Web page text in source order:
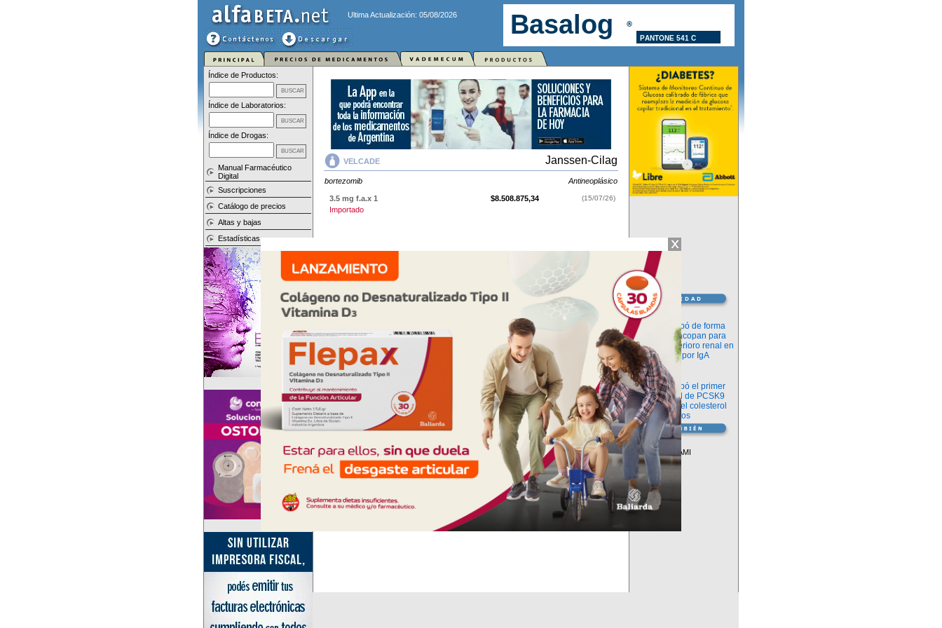
Ultima Actualización: 05/08/2026
Índice de Productos:
Índice de Laboratorios:
Índice de Drogas:
Manual Farmacéutico
Digital
Suscripciones
Catálogo de precios
Altas y bajas
Estadísticas
VELCADE Janssen-Cilag
bortezomib Antineoplásico
3.5 mg f.a.x 1 $8.508.875,34 (15/07/26)
Importado
producido por
y cuenta con 1 presentación disponible.
Producto importado.
Explorar más
Otros productos con
bortezomib
Otros productos de
Janssen-Cilag
Novedades
La FDA aprobó de forma
definitiva iptacopan para
frenar el deterioro renal en
la nefropatía por IgA
Salud
La FDA aprobó el primer
inhibidor oral de PCSK9
para reducir el colesterol
LDL en adultos
Vademécum
Descuentos PAMI